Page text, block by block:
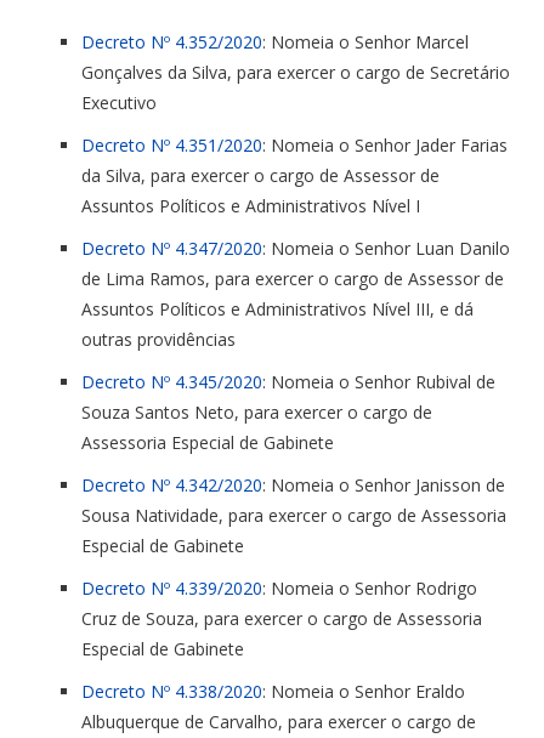
Decreto Nº 4.352/2020: Nomeia o Senhor Marcel
Gonçalves da Silva, para exercer o cargo de Secretário
Executivo
Decreto Nº 4.351/2020: Nomeia o Senhor Jader Farias
da Silva, para exercer o cargo de Assessor de
Assuntos Políticos e Administrativos Nível I
Decreto Nº 4.347/2020: Nomeia o Senhor Luan Danilo
de Lima Ramos, para exercer o cargo de Assessor de
Assuntos Políticos e Administrativos Nível III, e dá
outras providências
Decreto Nº 4.345/2020: Nomeia o Senhor Rubival de
Souza Santos Neto, para exercer o cargo de
Assessoria Especial de Gabinete
Decreto Nº 4.342/2020: Nomeia o Senhor Janisson de
Sousa Natividade, para exercer o cargo de Assessoria
Especial de Gabinete
Decreto Nº 4.339/2020: Nomeia o Senhor Rodrigo
Cruz de Souza, para exercer o cargo de Assessoria
Especial de Gabinete
Decreto Nº 4.338/2020: Nomeia o Senhor Eraldo
Albuquerque de Carvalho, para exercer o cargo de